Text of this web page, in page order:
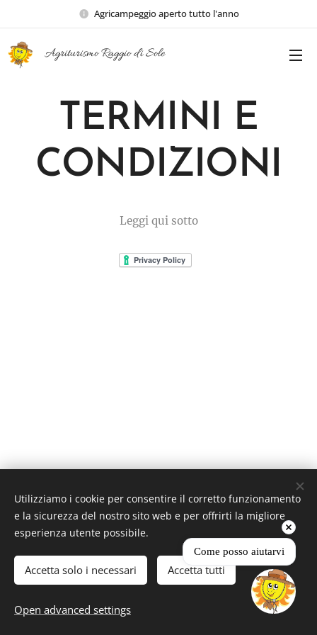
Agricampeggio aperto tutto l'anno
Agriturismo Raggio di Sole
TERMINI E
CONDIZIONI
Leggi qui sotto
RAGGIO DI SOLE di Montalto A. e C. S.n.C. Società Agricola
P.iva 00874810500
Cin: IT050031B5EXIT4846
Coltivati con amore dal 1984
Creato con Webnode Cookies
Italiano
Utilizziamo i cookie per consentire il corretto funzionamento
e la sicurezza del nostro sito web e per offrirti la migliore
esperienza utente possibile.
Accetta solo i necessari Accetta tutti
Open advanced settings
Come posso aiutarvi